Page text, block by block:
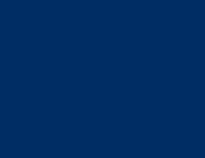
Galles. Numéro de